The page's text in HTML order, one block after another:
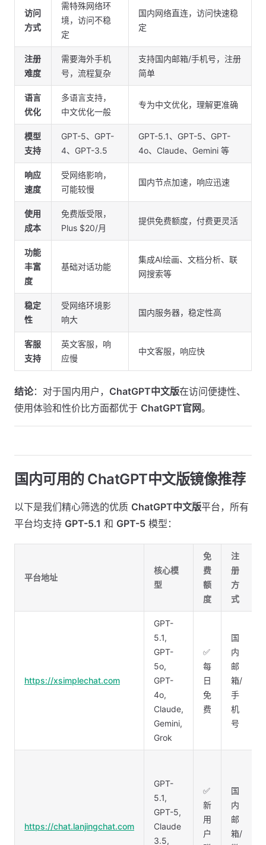
访问
方式
需特殊网络环
境，访问不稳
定
国内网络直连，访问快速稳
定
注册
难度
需要海外手机
号，流程复杂
支持国内邮箱/手机号，注册
简单
语言
优化
多语言支持，
中文优化一般
专为中文优化，理解更准确
模型
支持
GPT-5、GPT-
4、GPT-3.5
GPT-5.1、GPT-5、GPT-
4o、Claude、Gemini 等
响应
速度
受网络影响，
可能较慢
国内节点加速，响应迅速
使用
成本
免费版受限，
Plus $20/月
提供免费额度，付费更灵活
功能
丰富
度
基础对话功能
集成AI绘画、文档分析、联
网搜索等
稳定
性
受网络环境影
响大
国内服务器，稳定性高
客服
支持
英文客服，响
应慢
中文客服，响应快
结论：对于国内用户， ChatGPT中文版在访问便捷性、
使用体验和性价比方面都优于 ChatGPT官网。
国内可用的 ChatGPT中文版镜像推荐
以下是我们精心筛选的优质 ChatGPT中文版平台，所有
平台均支持 GPT-5.1 和 GPT-5 模型：
平台地址
核心模
型
免
费
额
度
注
册
方
式
https://xsimplechat.com
GPT-
5.1,
GPT-
5o,
GPT-
4o,
Claude,
Gemini,
Grok
✅
每
日
免
费
国
内
邮
箱/
手
机
号
https://chat.lanjingchat.com
GPT-
5.1,
GPT-5,
Claude
3.5,
✅
新
用
户
国
内
邮
箱/